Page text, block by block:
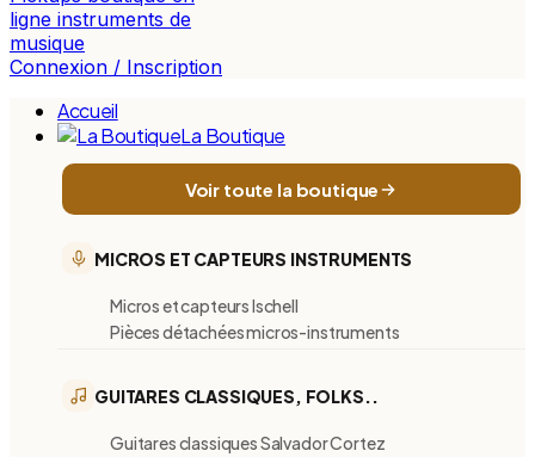
Connexion / Inscription
Accueil
La Boutique
Voir toute la boutique
MICROS ET CAPTEURS INSTRUMENTS
Micros et capteurs Ischell
Pièces détachées micros-instruments
GUITARES CLASSIQUES, FOLKS..
Guitares classiques Salvador Cortez